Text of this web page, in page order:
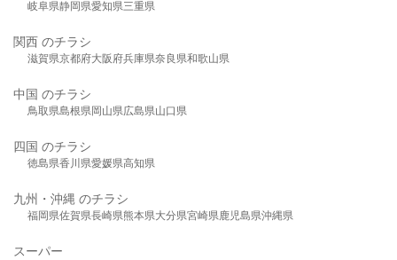
岐阜県静岡県愛知県三重県
関西 のチラシ
滋賀県京都府大阪府兵庫県奈良県和歌山県
中国 のチラシ
鳥取県島根県岡山県広島県山口県
四国 のチラシ
徳島県香川県愛媛県高知県
九州・沖縄 のチラシ
福岡県佐賀県長崎県熊本県大分県宮崎県鹿児島県沖縄県
スーパー